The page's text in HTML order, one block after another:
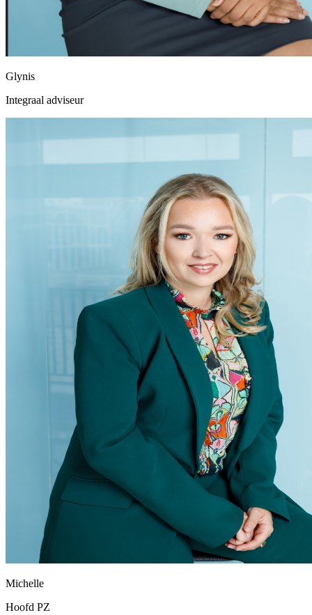
Glynis
Integraal adviseur
Michelle
Hoofd PZ